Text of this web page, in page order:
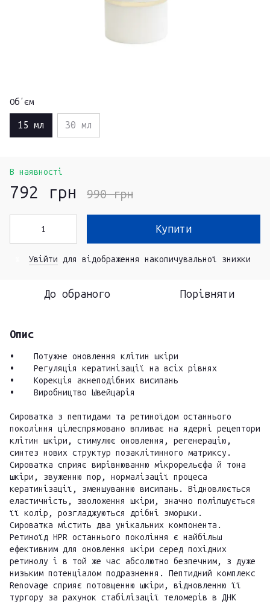
Обʼєм
15 мл 30 мл
В наявності
792 грн 990 грн
Купити
Увійти для відображення накопичувальної знижки
До обраного Порівняти
Опис
• Потужне оновлення клітин шкіри
• Регуляція кератинізації на всіх рівнях
• Корекція акнеподібних висипань
• Виробництво Швейцарія
Сироватка з пептидами та ретиноїдом останнього
покоління цілеспрямовано впливає на ядерні рецептори
клітин шкіри, стимулює оновлення, регенерацію,
синтез нових структур позаклітинного матриксу.
Сироватка сприяє вирівнюванню мікрорельєфа й тона
шкіри, звуженню пор, нормалізації процеса
кератинізації, зменшуванню висипань. Відновлюється
еластичність, зволоження шкіри, значно поліпшується
її колір, розгладжуються дрібні зморшки.
Сироватка містить два унікальних компонента.
Ретиноїд HPR останнього покоління є найбільш
ефективним для оновлення шкіри серед похідних
ретинолу і в той же час абсолютно безпечним, з дуже
низьким потенціалом подразнення. Пептидний комплекс
Renovage сприяє потовщенню шкіри, відновленню її
тургору за рахунок стабілізації теломерів в ДНК